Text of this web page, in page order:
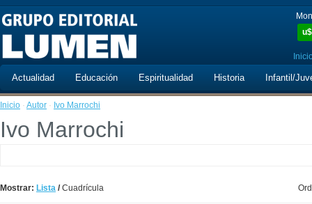
u$
Actualidad Educación Espiritualidad Historia Infantil/
Inicio · Autor · Ivo Marrochi
Ivo Marrochi
Mostrar: Lista /Cuadrícula